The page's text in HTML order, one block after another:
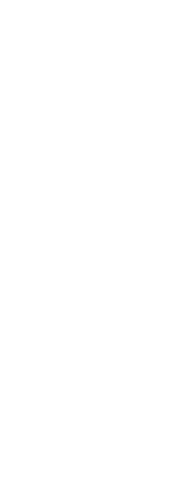
Upskill)
อกายและใจ
นาชาติ
าน